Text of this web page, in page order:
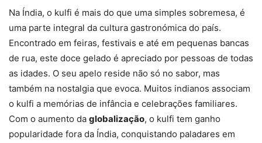
Na Índia, o kulfi é mais do que uma simples sobremesa, é
uma parte integral da cultura gastronómica do país.
Encontrado em feiras, festivais e até em pequenas bancas
de rua, este doce gelado é apreciado por pessoas de todas
as idades. O seu apelo reside não só no sabor, mas
também na nostalgia que evoca. Muitos indianos associam
o kulfi a memórias de infância e celebrações familiares.
Com o aumento da globalização, o kulfi tem ganho
popularidade fora da Índia, conquistando paladares em